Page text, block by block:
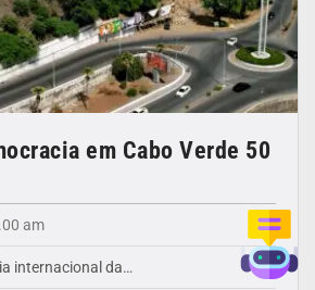
em Cabo Verde 50
am
internacional da…